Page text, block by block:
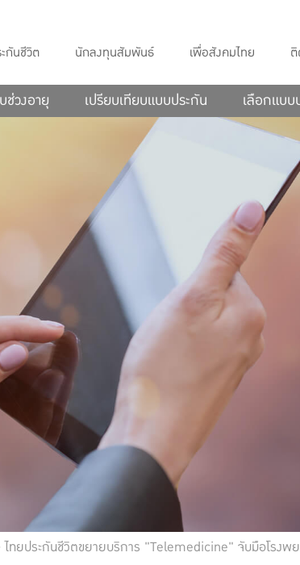
กันชีวิต นักลงทุนสัมพันธ์ เพื่อสังคมไทย
ช่วงอายุ เปรียบเทียบแบบประกัน เลือกแบ
ไทยประกันชีวิตขยายบริการ "Telemedicine" จับมือโรง